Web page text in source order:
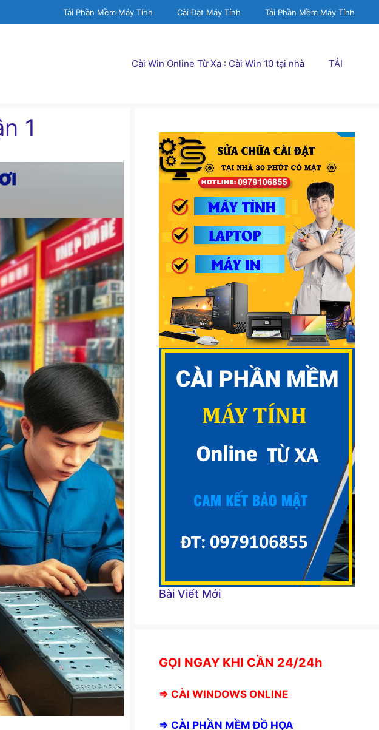
Tải Phần Mềm Máy Tính Cài Đặt Máy Tính Tải Phần Mềm Máy Tính
Cài Win Online Từ Xa : Cài Win 10 tại nhà TẢI
1
Bài Viết Mới
GỌI NGAY KHI CẦN 24/24h
⇒ CÀI WINDOWS ONLINE
⇒ CÀI PHẦN MỀM ĐỒ HỌA